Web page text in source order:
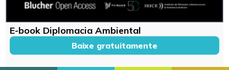
E-book Diplomacia Ambiental
Baixe gratuitamente